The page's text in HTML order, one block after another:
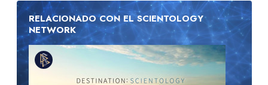
RELACIONADO CON EL SCIENTOLOGY
NETWORK